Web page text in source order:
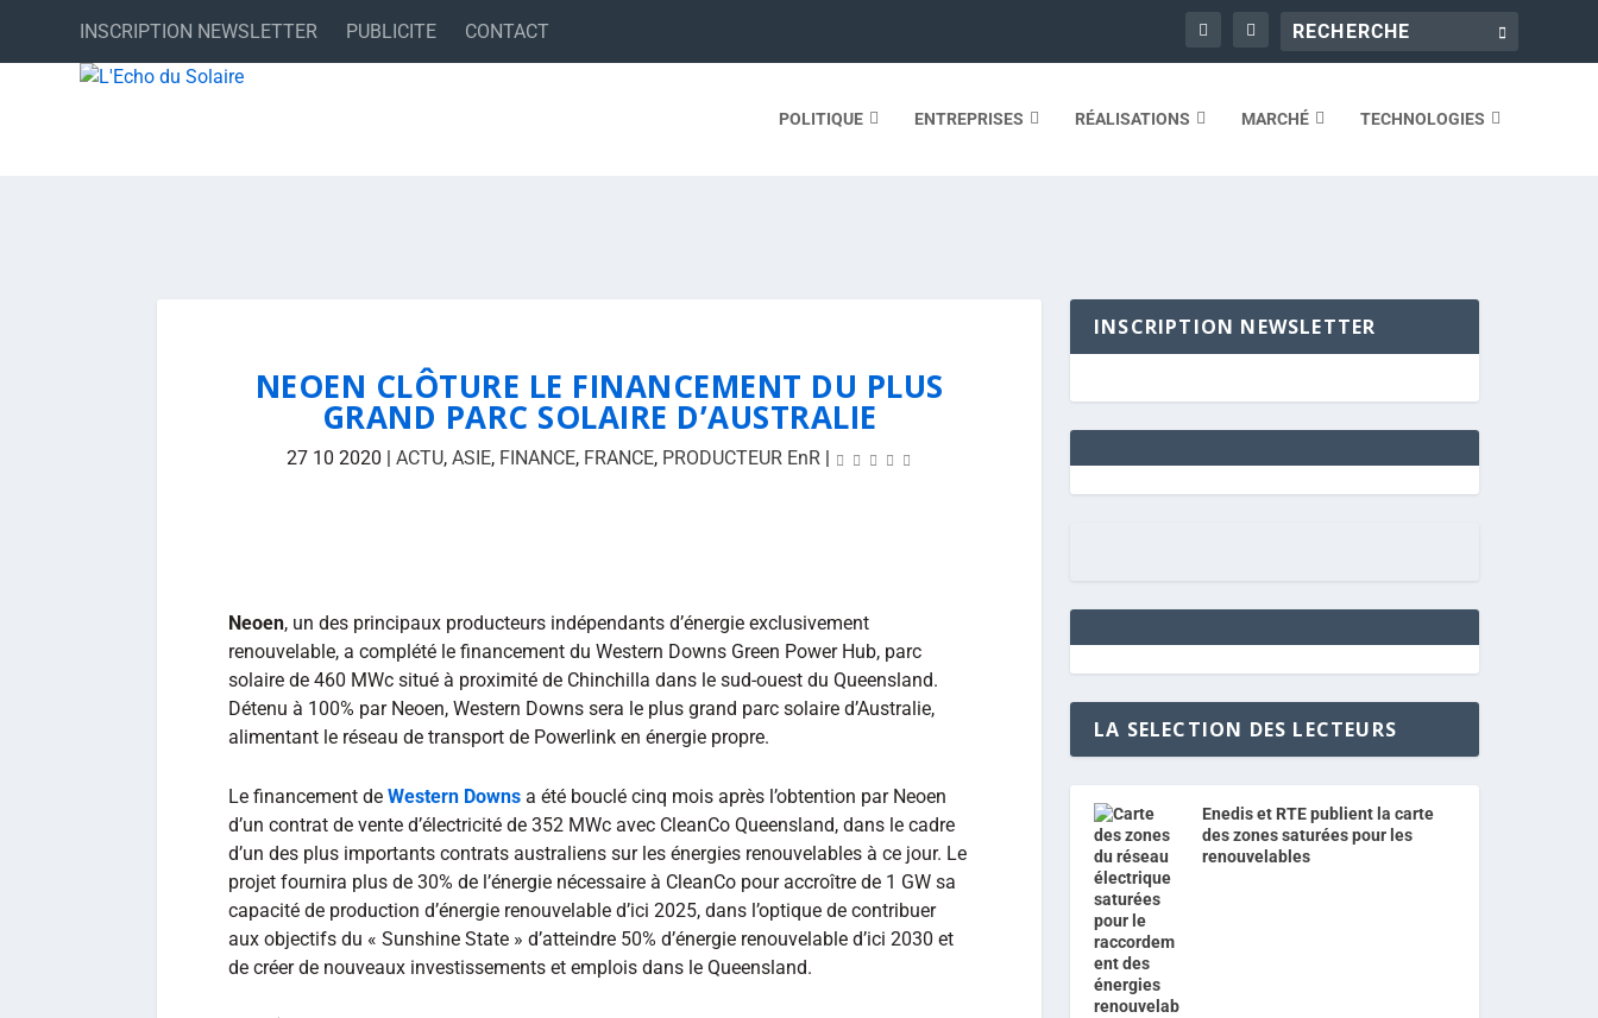
INSCRIPTION NEWSLETTER PUBLICITE CONTACT
POLITIQUE ENTREPRISES RÉALISATIONS MARCHÉ TECHNOLOGIES
NEOEN CLÔTURE LE FINANCEMENT DU PLUS
GRAND PARC SOLAIRE D’AUSTRALIE
27 10 2020 | ACTU, ASIE, FINANCE, FRANCE, PRODUCTEUR EnR|
Neoen, un des principaux producteurs indépendants d’énergie exclusivement
renouvelable, a complété le financement du Western Downs Green Power Hub, parc
solaire de 460 MWc situé à proximité de Chinchilla dans le sud-ouest du Queensland.
Détenu à 100% par Neoen, Western Downs sera le plus grand parc solaire d’Australie,
alimentant le réseau de transport de Powerlink en énergie propre.
Le financement de Western Downs a été bouclé cinq mois après l’obtention par Neoen
d’un contrat de vente d’électricité de 352 MWc avec CleanCo Queensland, dans le cadre
d’un des plus importants contrats australiens sur les énergies renouvelables à ce jour. Le
projet fournira plus de 30% de l’énergie nécessaire à CleanCo pour accroître de 1 GW sa
capacité de production d’énergie renouvelable d’ici 2025, dans l’optique de contribuer
aux objectifs du « Sunshine State » d’atteindre 50% d’énergie renouvelable d’ici 2030 et
de créer de nouveaux investissements et emplois dans le Queensland.
INSCRIPTION NEWSLETTER
LA SELECTION DES LECTEURS
Enedis et RTE publient la carte
des zones saturées pour les
renouvelables